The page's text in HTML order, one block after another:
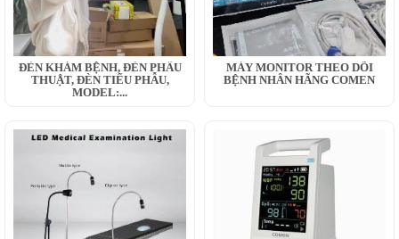
ĐÈN KHÁM BỆNH, ĐÈN PHẪU
THUẬT, ĐÈN TIỂU PHẪU,
MODEL:...
MÁY MONITOR THEO DÕI
BỆNH NHÂN HÃNG COMEN